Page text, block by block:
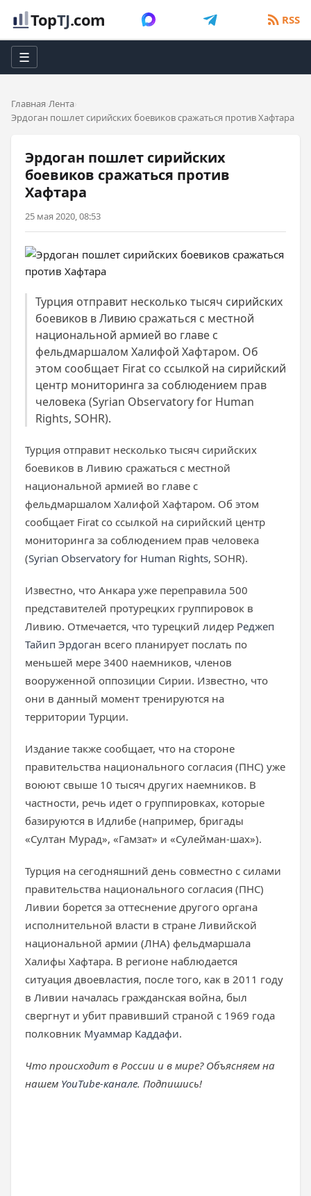
TopTJ.com RSS
☰
Главная Лента
Эрдоган пошлет сирийских боевиков сражаться против Хафтара
Эрдоган пошлет сирийских
боевиков сражаться против
Хафтара
25 мая 2020, 08:53
Турция отправит несколько тысяч сирийских
боевиков в Ливию сражаться с местной
национальной армией во главе с
фельдмаршалом Халифой Хафтаром. Об
этом сообщает Firat со ссылкой на сирийский
центр мониторинга за соблюдением прав
человека (Syrian Observatory for Human
Rights, SOHR).
Турция отправит несколько тысяч сирийских
боевиков в Ливию сражаться с местной
национальной армией во главе с
фельдмаршалом Халифой Хафтаром. Об этом
сообщает Firat со ссылкой на сирийский центр
мониторинга за соблюдением прав человека
(Syrian Observatory for Human Rights, SOHR).
Известно, что Анкара уже переправила 500
представителей протурецких группировок в
Ливию. Отмечается, что турецкий лидер Реджеп
Тайип Эрдоган всего планирует послать по
меньшей мере 3400 наемников, членов
вооруженной оппозиции Сирии. Известно, что
они в данный момент тренируются на
территории Турции.
Издание также сообщает, что на стороне
правительства национального согласия (ПНС) уже
воюют свыше 10 тысяч других наемников. В
частности, речь идет о группировках, которые
базируются в Идлибе (например, бригады
«Султан Мурад», «Гамзат» и «Сулейман-шах»).
Турция на сегодняшний день совместно с силами
правительства национального согласия (ПНС)
Ливии борется за оттеснение другого органа
исполнительной власти в стране Ливийской
национальной армии (ЛНА) фельдмаршала
Халифы Хафтара. В регионе наблюдается
ситуация двоевластия, после того, как в 2011 году
в Ливии началась гражданская война, был
свергнут и убит правивший страной с 1969 года
полковник Муаммар Каддафи.
Что происходит в России и в мире? Объясняем на
нашем YouTube-канале. Подпишись!